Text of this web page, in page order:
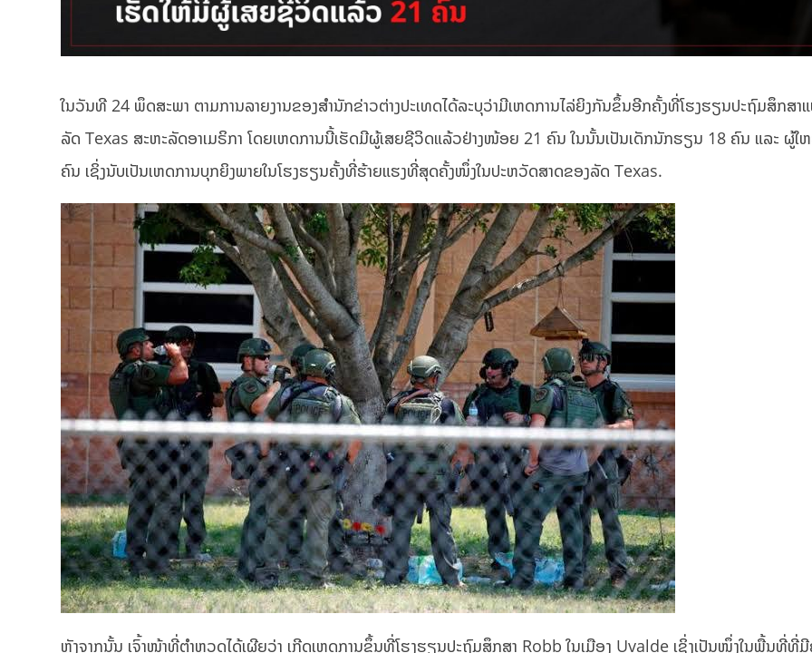
ໃນວັນທີ 24 ພຶດສະພາ ຕາມການລາຍງານຂອງສໍານັກຂ່າວຕ່າງປະເທດໄດ້ລະບຸວ່າມີເຫດການໄລ່ຍິງກັນຂຶ້ນອີກຄັ້ງທີ່ໂຮງຮຽນປະຖົມສຶກສາ
ລັດ Texas ສະຫະລັດອາເມຣິກາ ໂດຍເຫດການນີ້ເຮັດມີຜູ້ເສຍຊີວິດແລ້ວຢ່າງໜ້ອຍ 21 ຄົນ ໃນນັ້ນເປັນເດັກນັກຮຽນ 18 ຄົນ ແລະ ຜູ້ໃ
ຄົນ ເຊິ່ງນັບເປັນເຫດການບຸກຍິງພາຍໃນໂຮງຮຽນຄັ້ງທີ່ຮ້າຍແຮງທີ່ສຸດຄັ້ງໜຶ່ງໃນປະຫວັດສາດຂອງລັດ Texas.
ຫຼັງຈາກນັ້ນ ເຈົ້າໜ້າທີ່ຕໍາຫຼວດໄດ້ເຜີຍວ່າ ເກີດເຫດການຂຶ້ນທີ່ໂຮງຮຽນປະຖົມສຶກສາ Robb ໃນເມືອງ Uvalde ເຊິ່ງເປັນໜຶ່ງໃນພື້ນທີ່ທີ່